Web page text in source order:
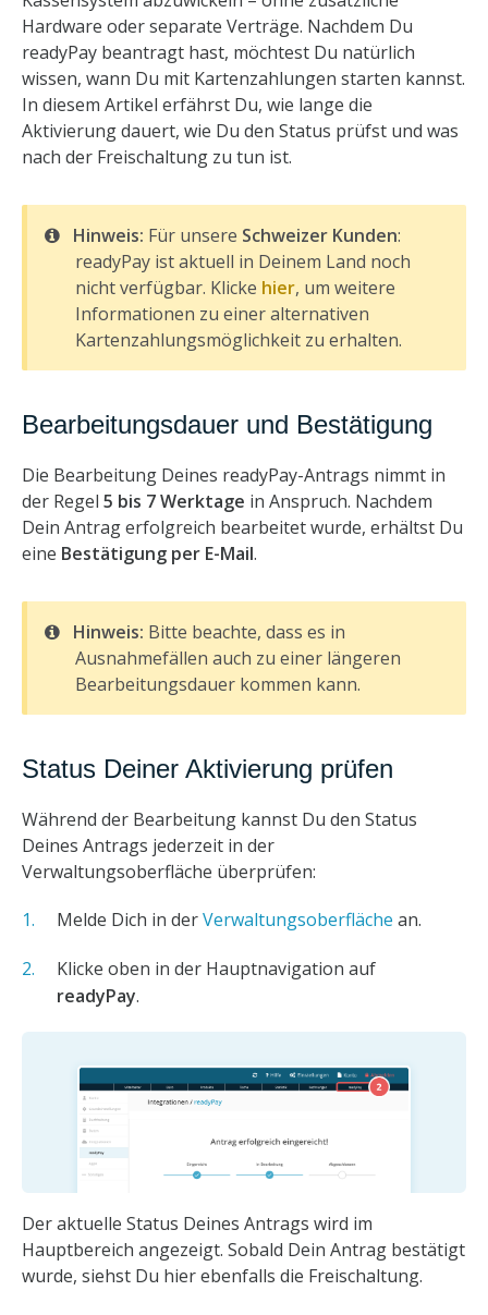
Hardware oder separate Verträge. Nachdem Du
readyPay beantragt hast, möchtest Du natürlich
wissen, wann Du mit Kartenzahlungen starten kannst.
In diesem Artikel erfährst Du, wie lange die
Aktivierung dauert, wie Du den Status prüfst und was
nach der Freischaltung zu tun ist.
Hinweis: Für unsere Schweizer Kunden:
readyPay ist aktuell in Deinem Land noch
nicht verfügbar. Klicke hier, um weitere
Informationen zu einer alternativen
Kartenzahlungsmöglichkeit zu erhalten.
Bearbeitungsdauer und Bestätigung
Die Bearbeitung Deines readyPay-Antrags nimmt in
der Regel 5 bis 7 Werktage in Anspruch. Nachdem
Dein Antrag erfolgreich bearbeitet wurde, erhältst Du
eine Bestätigung per E-Mail.
Hinweis: Bitte beachte, dass es in
Ausnahmefällen auch zu einer längeren
Bearbeitungsdauer kommen kann.
Status Deiner Aktivierung prüfen
Während der Bearbeitung kannst Du den Status
Deines Antrags jederzeit in der
Verwaltungsoberfläche überprüfen:
Melde Dich in derVerwaltungsoberfläche an.
Klicke oben in der Hauptnavigation auf
readyPay.
Der aktuelle Status Deines Antrags wird im
Hauptbereich angezeigt. Sobald Dein Antrag bestätigt
wurde, siehst Du hier ebenfalls die Freischaltung.